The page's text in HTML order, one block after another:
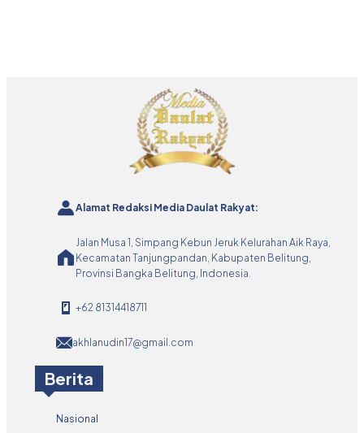
Alamat Redaksi Media Daulat Rakyat:
Jalan Musa 1, Simpang Kebun Jeruk Kelurahan Aik Raya,
Kecamatan Tanjungpandan, Kabupaten Belitung,
Provinsi Bangka Belitung, Indonesia.
+62 81314418711
akhlanudin17@gmail.com
Berita
Nasional